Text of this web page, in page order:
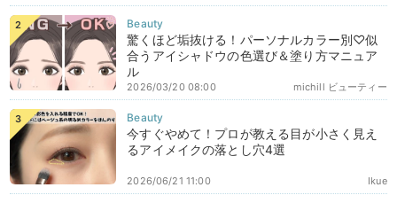
驚くほど垢抜ける！パーソナルカラー別♡似
合うアイシャドウの色選び＆塗り方マニュア
ル
michill ビューティー
2026/03/20 08:00
今すぐやめて！プロが教える目が小さく見え
るアイメイクの落とし穴4選
Ikue
2026/06/21 11:00